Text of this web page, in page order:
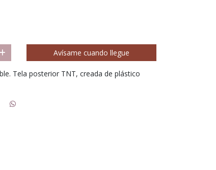
Avísame cuando llegue
Tela posterior TNT, creada de plástico